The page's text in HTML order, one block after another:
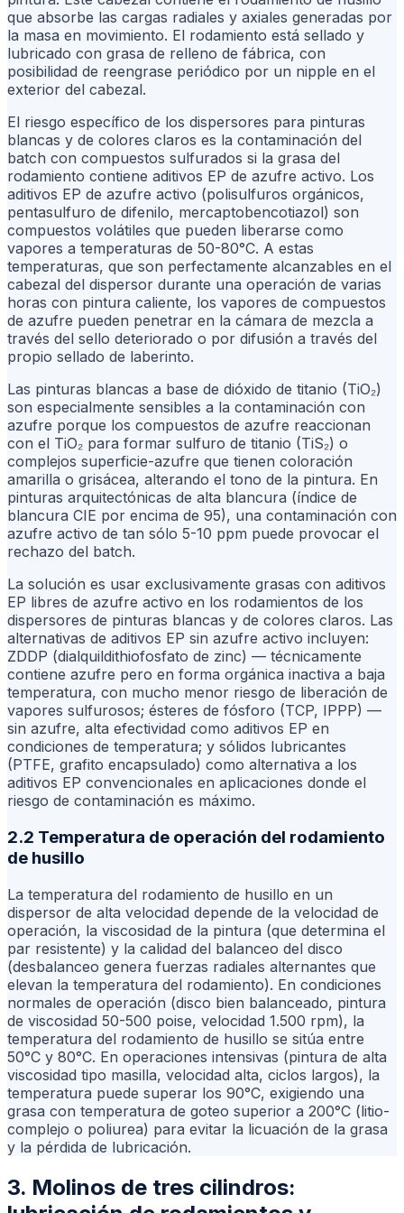
que absorbe las cargas radiales y axiales generadas por
la masa en movimiento. El rodamiento está sellado y
lubricado con grasa de relleno de fábrica, con
posibilidad de reengrase periódico por un nipple en el
exterior del cabezal.
El riesgo específico de los dispersores para pinturas
blancas y de colores claros es la contaminación del
batch con compuestos sulfurados si la grasa del
rodamiento contiene aditivos EP de azufre activo. Los
aditivos EP de azufre activo (polisulfuros orgánicos,
pentasulfuro de difenilo, mercaptobencotiazol) son
compuestos volátiles que pueden liberarse como
vapores a temperaturas de 50-80°C. A estas
temperaturas, que son perfectamente alcanzables en el
cabezal del dispersor durante una operación de varias
horas con pintura caliente, los vapores de compuestos
de azufre pueden penetrar en la cámara de mezcla a
través del sello deteriorado o por difusión a través del
propio sellado de laberinto.
Las pinturas blancas a base de dióxido de titanio (TiO₂)
son especialmente sensibles a la contaminación con
azufre porque los compuestos de azufre reaccionan
con el TiO₂ para formar sulfuro de titanio (TiS₂) o
complejos superficie-azufre que tienen coloración
amarilla o grisácea, alterando el tono de la pintura. En
pinturas arquitectónicas de alta blancura (índice de
blancura CIE por encima de 95), una contaminación con
azufre activo de tan sólo 5-10 ppm puede provocar el
rechazo del batch.
La solución es usar exclusivamente grasas con aditivos
EP libres de azufre activo en los rodamientos de los
dispersores de pinturas blancas y de colores claros. Las
alternativas de aditivos EP sin azufre activo incluyen:
ZDDP (dialquildithiofosfato de zinc) — técnicamente
contiene azufre pero en forma orgánica inactiva a baja
temperatura, con mucho menor riesgo de liberación de
vapores sulfurosos; ésteres de fósforo (TCP, IPPP) —
sin azufre, alta efectividad como aditivos EP en
condiciones de temperatura; y sólidos lubricantes
(PTFE, grafito encapsulado) como alternativa a los
aditivos EP convencionales en aplicaciones donde el
riesgo de contaminación es máximo.
2.2 Temperatura de operación del rodamiento
de husillo
La temperatura del rodamiento de husillo en un
dispersor de alta velocidad depende de la velocidad de
operación, la viscosidad de la pintura (que determina el
par resistente) y la calidad del balanceo del disco
(desbalanceo genera fuerzas radiales alternantes que
elevan la temperatura del rodamiento). En condiciones
normales de operación (disco bien balanceado, pintura
de viscosidad 50-500 poise, velocidad 1.500 rpm), la
temperatura del rodamiento de husillo se sitúa entre
50°C y 80°C. En operaciones intensivas (pintura de alta
viscosidad tipo masilla, velocidad alta, ciclos largos), la
temperatura puede superar los 90°C, exigiendo una
grasa con temperatura de goteo superior a 200°C (litio-
complejo o poliurea) para evitar la licuación de la grasa
y la pérdida de lubricación.
3. Molinos de tres cilindros: